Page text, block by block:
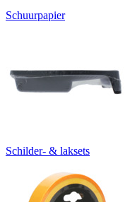
Schuurpapier
Schilder- & laksets